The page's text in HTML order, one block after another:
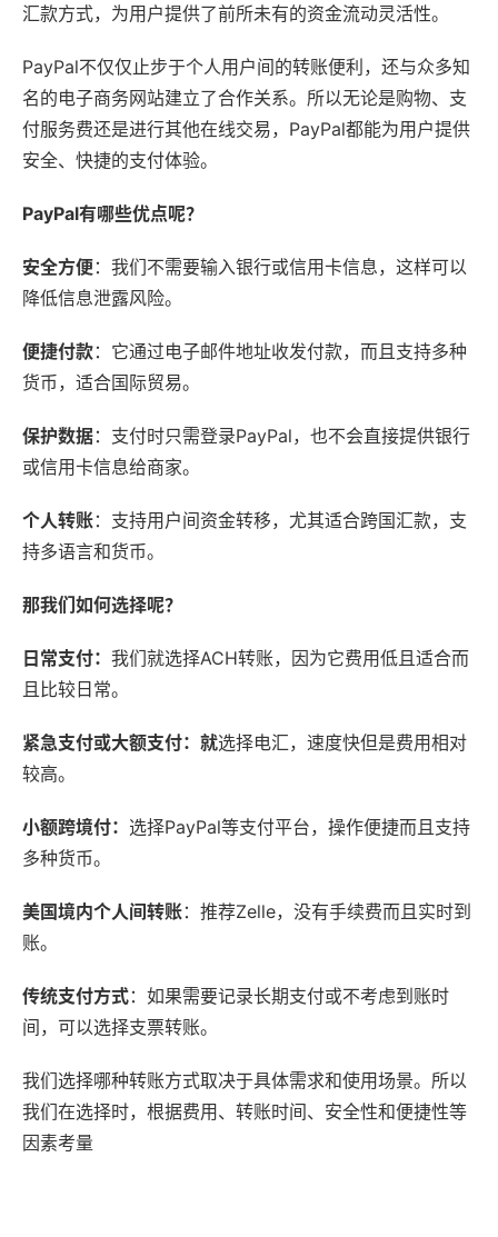
汇款方式，为用户提供了前所未有的资金流动灵活性。
PayPal不仅仅止步于个人用户间的转账便利，还与众多知
名的电子商务网站建立了合作关系。所以无论是购物、支
付服务费还是进行其他在线交易，PayPal都能为用户提供
安全、快捷的支付体验。
PayPal有哪些优点呢？
安全方便：我们不需要输入银行或信用卡信息，这样可以
降低信息泄露风险。
便捷付款：它通过电子邮件地址收发付款，而且支持多种
货币，适合国际贸易。
保护数据：支付时只需登录PayPal，也不会直接提供银行
或信用卡信息给商家。
个人转账：支持用户间资金转移，尤其适合跨国汇款，支
持多语言和货币。
那我们如何选择呢？
日常支付： 我们就选择ACH转账，因为它费用低且适合而
且比较日常。
紧急支付或大额支付：就选择电汇，速度快但是费用相对
较高。
小额跨境付： 选择PayPal等支付平台，操作便捷而且支持
多种货币。
美国境内个人间转账：推荐Zelle，没有手续费而且实时到
账。
传统支付方式：如果需要记录长期支付或不考虑到账时
间，可以选择支票转账。
我们选择哪种转账方式取决于具体需求和使用场景。所以
我们在选择时，根据费用、转账时间、安全性和便捷性等
因素考量